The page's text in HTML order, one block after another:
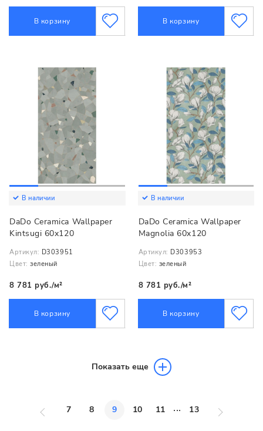
В корзину В корзину
В наличии
DaDo Ceramica Wallpaper
Kintsugi 60x120
Артикул: D303951
Цвет: зеленый
8 781 руб./м²
В корзину
В наличии
DaDo Ceramica Wallpaper
Magnolia 60x120
Артикул: D303953
Цвет: зеленый
8 781 руб./м²
В корзину
Показать еще
7 8 9 10 11 ... 13